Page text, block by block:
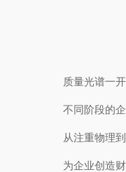
质量光谱一
不同阶段的
从注重物理
为企业创造